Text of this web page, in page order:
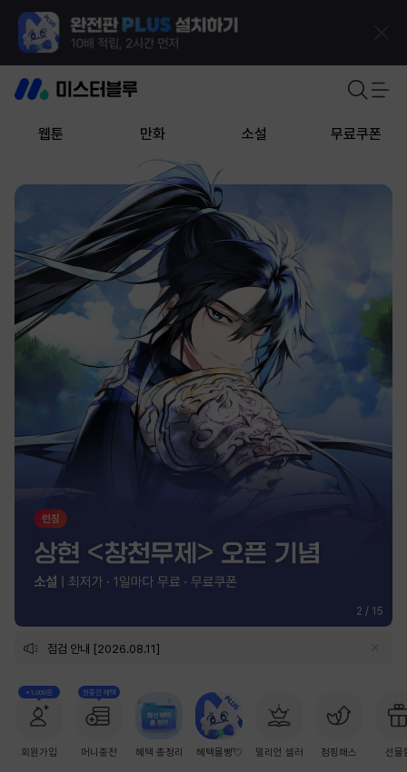
웹툰 만화 소설 무료쿠폰
2 / 15
점검 안내 [2026.08.11]
+1,000원
회원가입
첫충전 혜택
머니충전 혜택 총정리 혜택몰빵💘 밀리언 셀러 점핑패스 선물